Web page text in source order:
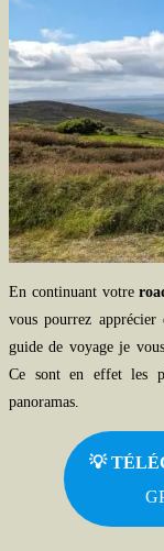
En continuant votre
vous pourrez apprécier
guide de voyage je
Ce sont en effet les
panoramas.
💡